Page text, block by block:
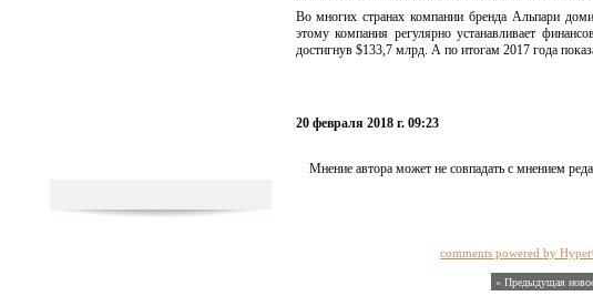
Во многих странах компании бренда Альпари
этому компания регулярно устанавливает
достигнув $133,7 млрд. А по итогам 2017 года
20 февраля 2018 г. 09:23
Мнение автора может не совпадать с мнением
comments powered by
« Предыдущая